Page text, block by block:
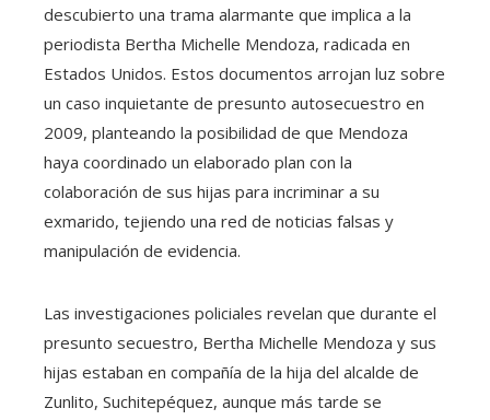
descubierto una trama alarmante que implica a la
periodista Bertha Michelle Mendoza, radicada en
Estados Unidos. Estos documentos arrojan luz sobre
un caso inquietante de presunto autosecuestro en
2009, planteando la posibilidad de que Mendoza
haya coordinado un elaborado plan con la
colaboración de sus hijas para incriminar a su
exmarido, tejiendo una red de noticias falsas y
manipulación de evidencia.
Las investigaciones policiales revelan que durante el
presunto secuestro, Bertha Michelle Mendoza y sus
hijas estaban en compañía de la hija del alcalde de
Zunlito, Suchitepéquez, aunque más tarde se